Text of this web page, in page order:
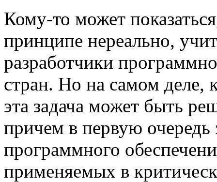
Кому-то может
принципе нереально,
разработчики
стран. Но на самом деле,
эта задача может быть
причем в первую очередь
программного
применяемых в